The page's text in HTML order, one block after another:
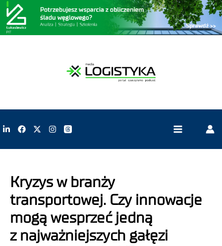
Kryzys w branży
transportowej. Czy innowacje
mogą wesprzeć jedną
z najważniejszych gałęzi